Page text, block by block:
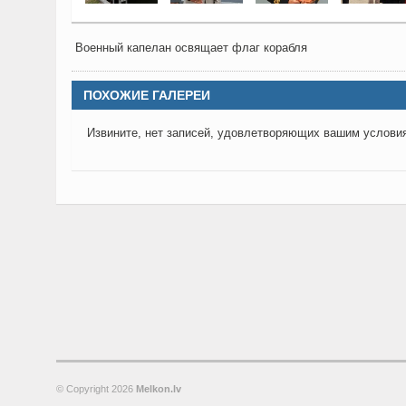
Военный капелан освящает флаг корабля
ПОХОЖИЕ ГАЛЕРЕИ
Извините, нет записей, удовлетворяющих вашим
© Copyright 2026 Melkon.lv